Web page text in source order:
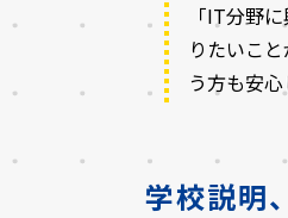
「IT分野
りたいこ
う方も安
学校説明